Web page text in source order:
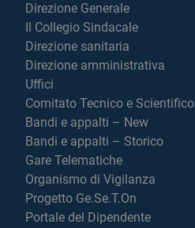
Direzione Generale
Il Collegio Sindacale
Direzione sanitaria
Direzione amministrativa
Uffici
Comitato Tecnico e Scientifico
Bandi e appalti – New
Bandi e appalti – Storico
Gare Telematiche
Organismo di Vigilanza
Progetto Ge.Se.T.On
Portale del Dipendente